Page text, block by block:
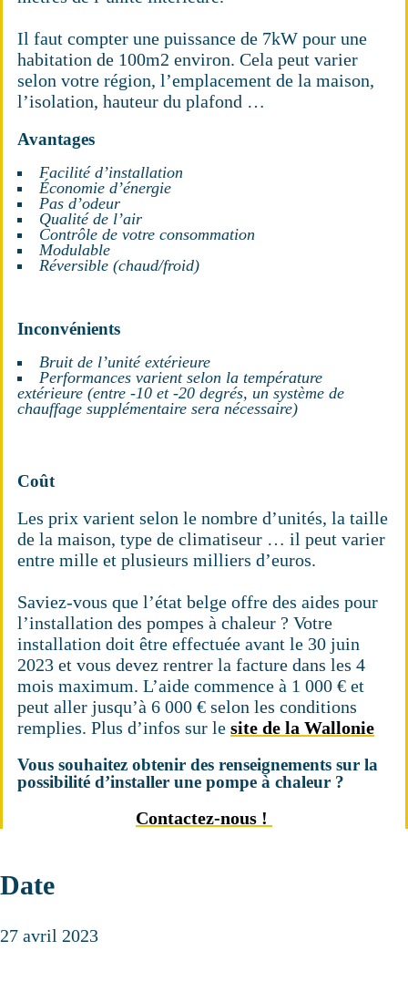
Il faut compter une puissance de 7kW pour une
habitation de 100m2 environ. Cela peut varier
selon votre région, l’emplacement de la maison,
l’isolation, hauteur du plafond …
Avantages
Facilité d’installation
Économie d’énergie
Pas d’odeur
Qualité de l’air
Contrôle de votre consommation
Modulable
Réversible (chaud/froid)
Inconvénients
Bruit de l’unité extérieure
Performances varient selon la température
extérieure (entre -10 et -20 degrés, un système de
chauffage supplémentaire sera nécessaire)
Coût
Les prix varient selon le nombre d’unités, la taille
de la maison, type de climatiseur … il peut varier
entre mille et plusieurs milliers d’euros.
Saviez-vous que l’état belge offre des aides pour
l’installation des pompes à chaleur ? Votre
installation doit être effectuée avant le 30 juin
2023 et vous devez rentrer la facture dans les 4
mois maximum. L’aide commence à 1 000 € et
peut aller jusqu’à 6 000 € selon les conditions
remplies. Plus d’infos sur le site de la Wallonie
Vous souhaitez obtenir des renseignements sur la
possibilité d’installer une pompe à chaleur ?
Contactez-nous !
Date
27 avril 2023